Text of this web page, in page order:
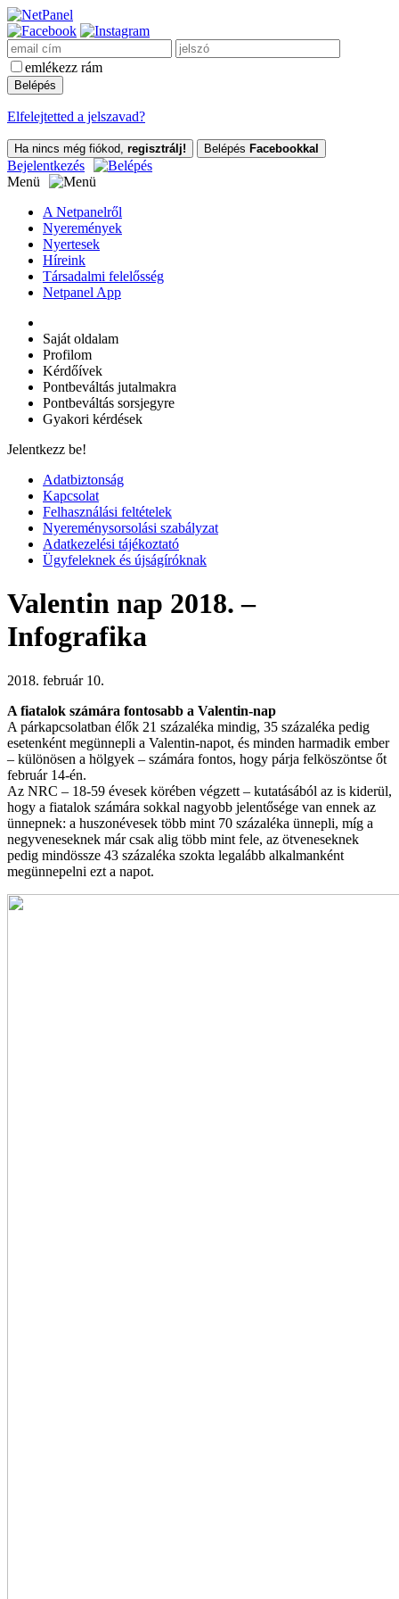
emlékezz rám
Elfelejtetted a jelszavad?
Ha nincs még fiókod, regisztrálj! Belépés Facebookkal
Bejelentkezés
Menü
A Netpanelről
Nyeremények
Nyertesek
Híreink
Társadalmi felelősség
Netpanel App
Saját oldalam
Profilom
Kérdőívek
Pontbeváltás jutalmakra
Pontbeváltás sorsjegyre
Gyakori kérdések
Jelentkezz be!
Adatbiztonság
Kapcsolat
Felhasználási feltételek
Nyereménysorsolási szabályzat
Adatkezelési tájékoztató
Ügyfeleknek és újságíróknak
Valentin nap 2018. –
Infografika
2018. február 10.
A fiatalok számára fontosabb a Valentin-nap
A párkapcsolatban élők 21 százaléka mindig, 35 százaléka pedig
esetenként megünnepli a Valentin-napot, és minden harmadik ember
– különösen a hölgyek – számára fontos, hogy párja felköszöntse őt
február 14-én.
Az NRC – 18-59 évesek körében végzett – kutatásából az is kiderül,
hogy a fiatalok számára sokkal nagyobb jelentősége van ennek az
ünnepnek: a huszonévesek több mint 70 százaléka ünnepli, míg a
negyveneseknek már csak alig több mint fele, az ötveneseknek
pedig mindössze 43 százaléka szokta legalább alkalmanként
megünnepelni ezt a napot.